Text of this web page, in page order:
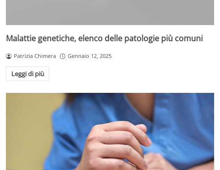
Malattie genetiche, elenco delle patologie più comuni
Patrizia Chimera Gennaio 12, 2025
Leggi di più